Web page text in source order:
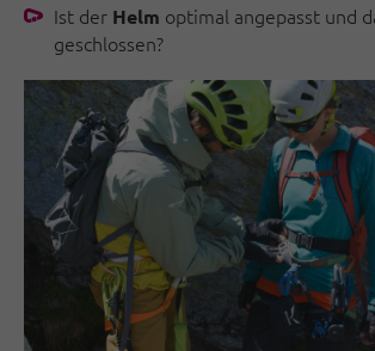
Ist der Helm optimal angepasst und
geschlossen?